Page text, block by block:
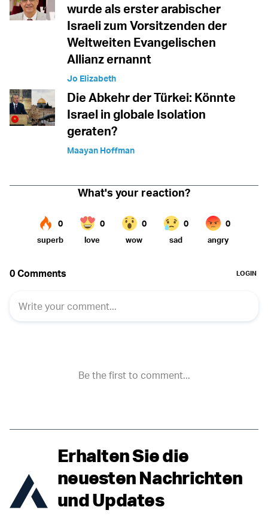
wurde als erster arabischer
Israeli zum Vorsitzenden der
Weltweiten Evangelischen
Allianz ernannt
Jo Elizabeth
Die Abkehr der Türkei: Könnte
Israel in globale Isolation
geraten?
Maayan Hoffman
Erhalten Sie die
neuesten Nachrichten
und Updates